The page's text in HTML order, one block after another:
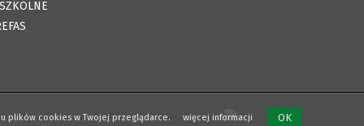
plików cookies w Twojej przeglądarce. więcej informacji OK